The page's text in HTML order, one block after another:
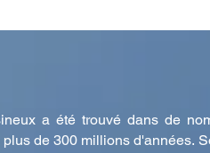
a été trouvé dans de
de 300 millions d'années.